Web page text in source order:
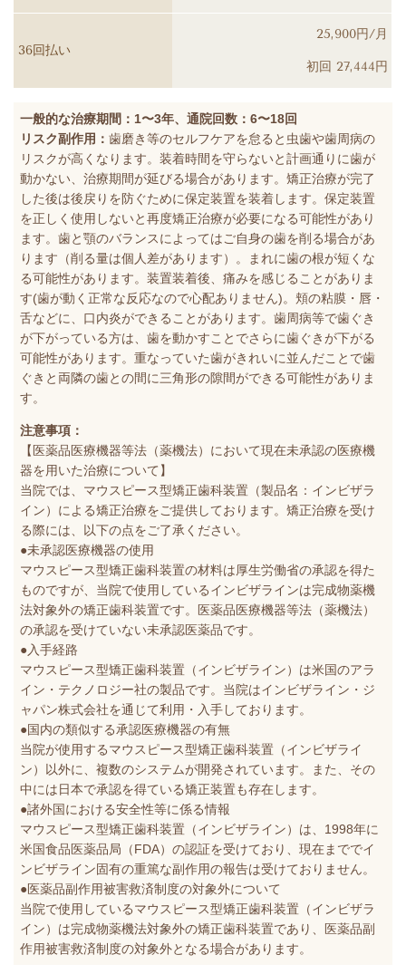
36回払い
25,900円/月
初回 27,444円
一般的な治療期間：1〜3年、通院回数：6〜18回
リスク副作用： 歯磨き等のセルフケアを怠ると虫歯や歯周病の
リスクが高くなります。装着時間を守らないと計画通りに歯が
動かない、治療期間が延びる場合があります。矯正治療が完了
した後は後戻りを防ぐために保定装置を装着します。保定装置
を正しく使用しないと再度矯正治療が必要になる可能性があり
ます。歯と顎のバランスによってはご自身の歯を削る場合があ
ります（削る量は個人差があります）。まれに歯の根が短くな
る可能性があります。装置装着後、痛みを感じることがありま
す(歯が動く正常な反応なので心配ありません)。頬の粘膜・唇・
舌などに、口内炎ができることがあります。歯周病等で歯ぐき
が下がっている方は、歯を動かすことでさらに歯ぐきが下がる
可能性があります。重なっていた歯がきれいに並んだことで歯
ぐきと両隣の歯との間に三角形の隙間ができる可能性がありま
す。
注意事項：
【医薬品医療機器等法（薬機法）において現在未承認の医療機
器を用いた治療について】
当院では、マウスピース型矯正歯科装置（製品名：インビザラ
イン）による矯正治療をご提供しております。矯正治療を受け
る際には、以下の点をご了承ください。
●未承認医療機器の使用
マウスピース型矯正歯科装置の材料は厚生労働省の承認を得た
ものですが、当院で使用しているインビザラインは完成物薬機
法対象外の矯正歯科装置です。医薬品医療機器等法（薬機法）
の承認を受けていない未承認医薬品です。
●入手経路
マウスピース型矯正歯科装置（インビザライン）は米国のアラ
イン・テクノロジー社の製品です。当院はインビザライン・ジ
ャパン株式会社を通じて利用・入手しております。
●国内の類似する承認医療機器の有無
当院が使用するマウスピース型矯正歯科装置（インビザライ
ン）以外に、複数のシステムが開発されています。また、その
中には日本で承認を得ている矯正装置も存在します。
●諸外国における安全性等に係る情報
マウスピース型矯正歯科装置（インビザライン）は、1998年に
米国食品医薬品局（FDA）の認証を受けており、現在まででイ
ンビザライン固有の重篤な副作用の報告は受けておりません。
●医薬品副作用被害救済制度の対象外について
当院で使用しているマウスピース型矯正歯科装置（インビザラ
イン）は完成物薬機法対象外の矯正歯科装置であり、医薬品副
作用被害救済制度の対象外となる場合があります。